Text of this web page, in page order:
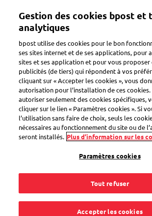
contenu
Toggle navigation
Colis endommagé
J'ai pris une
sur mon colis.
serai-je
en cas de
Gestion des cookies bpost et
analytiques
bpost utilise des cookies pour le bon
ses sites internet et de ses applications, pour
sites et ses application et pour vous proposer
publicités (de tiers) qui répondent à vos
cliquant sur « Accepter les cookies », vous
autorisation pour l’installation de ces cookies.
autoriser seulement des cookies spécifiques,
cliquer sur le lien « Paramètres cookies ». Si
l’utilisation sans faire de choix, seuls les
nécessaires au fonctionnement du site ou de
seront installés. Plus d’information sur les
Paramètres cookies
Tout refuser
Accepter les cookies